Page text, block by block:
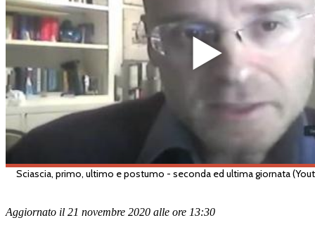
Aggiornato il 21 novembre 2020 alle ore 13:30